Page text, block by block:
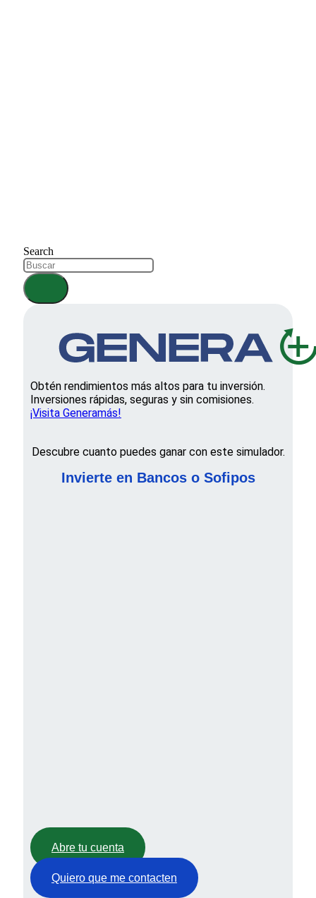
Search
Obtén rendimientos más altos para tu inversión.
Inversiones rápidas, seguras y sin comisiones.
¡Visita Generamás!
Descubre cuanto puedes ganar con este simulador.
Invierte en Bancos o Sofipos
Abre tu cuenta
Quiero que me contacten